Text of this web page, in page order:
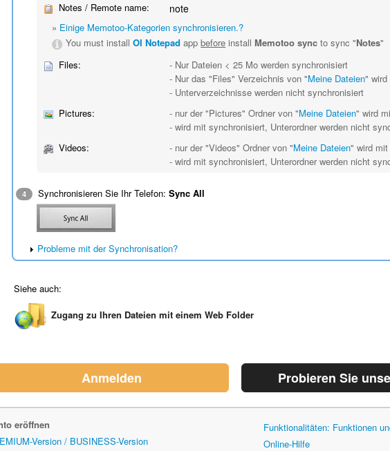
Notes / Remote name:
note
» Einige Memotoo-Kategorien synchronisieren.?
You must installOI Notepad appbefore install Memotoo sync to sync "Notes"
Files:
- Nur Dateien < 25 Mo werden synchronisiert
- Nur das "Files" Verzeichnis von "Meine Dateien"
- Unterverzeichnisse werden nicht synchronisiert
Pictures:
- nur der "Pictures" Ordner von "Meine Dateien" wird
- wird mit synchronisiert, Unterordner werden nicht
Videos:
- nur der "Videos" Ordner von "Meine Dateien" wird mit
- wird mit synchronisiert, Unterordner werden nicht
4 Synchronisieren Sie Ihr Telefon:Sync All
Probleme mit der Synchronisation?
Siehe auch:
Zugang zu Ihren Dateien mit einem Web Folder
Anmelden Probieren Sie
eröffnen
Version / BUSINESS-Version
Funktionalitäten: Funktionen
Online-Hilfe